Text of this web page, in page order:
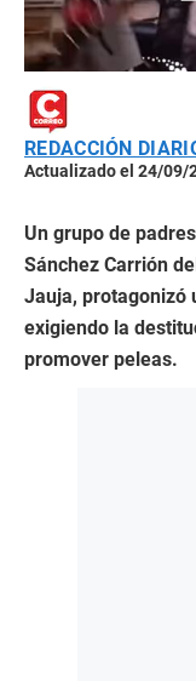
REDACCIÓN
Actualizado el 24/09/
Un grupo de
Sánchez Carrión
Jauja, protagonizó
exigiendo la
promover peleas.